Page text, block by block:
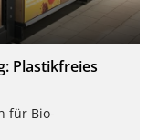
Plastikfreies
für Bio-